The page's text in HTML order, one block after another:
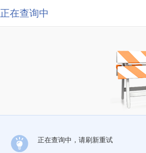
正在查询中
正在查询中，请刷新重试